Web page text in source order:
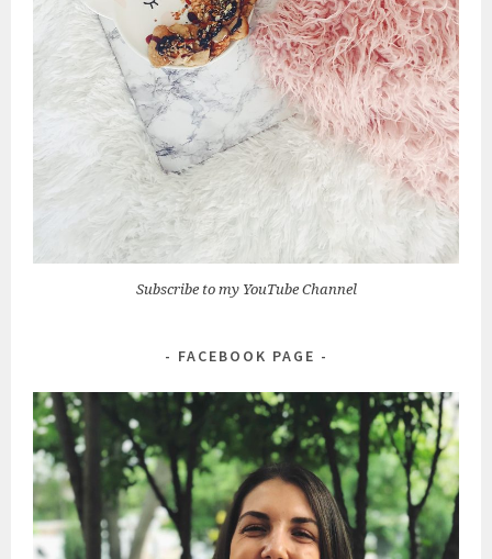
Subscribe to my YouTube Channel
FACEBOOK PAGE